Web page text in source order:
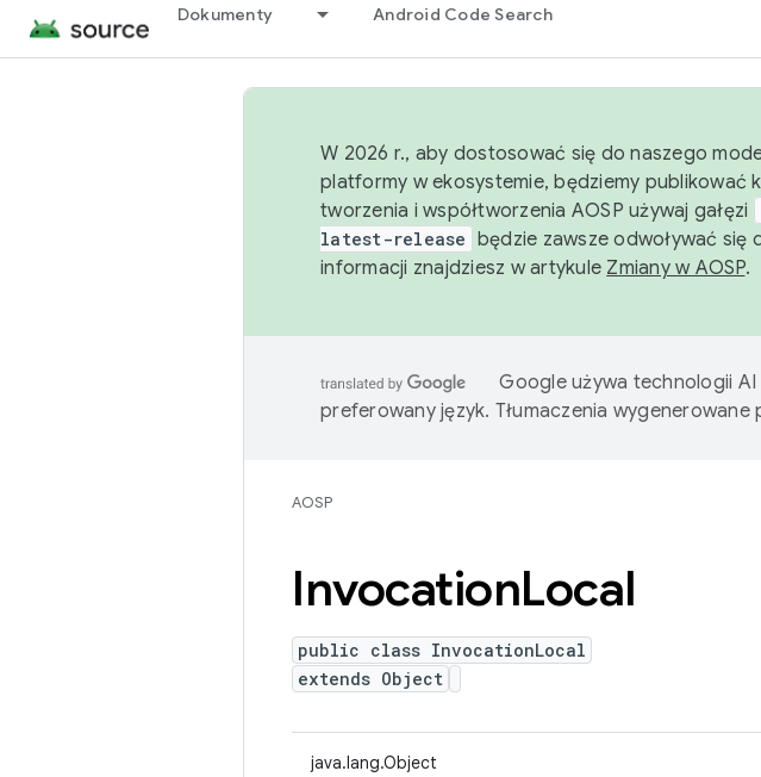
Dokumenty Android Code Search
W 2026 r., aby dostosować się do naszego
platformy w ekosystemie, będziemy publikować
tworzenia i współtworzenia AOSP używaj gałęzi
latest-release będzie zawsze odwoływać się
informacji znajdziesz w artykule Zmiany w AOSP.
Google używa technologii
preferowany język. Tłumaczenia wygenerowane
AOSP
InvocationLocal
public class InvocationLocal
extends Object
java.lang.Object